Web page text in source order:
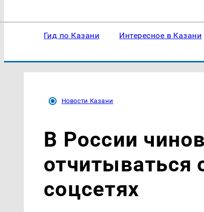
Гид по Казани Интересное в Казани
Новости Казани
В России
отчитываться
соцсетях